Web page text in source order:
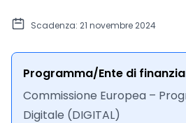
Scadenza: 21 novembre 2024
Programma/Ente di
Commissione Europea –
Digitale (DIGITAL)